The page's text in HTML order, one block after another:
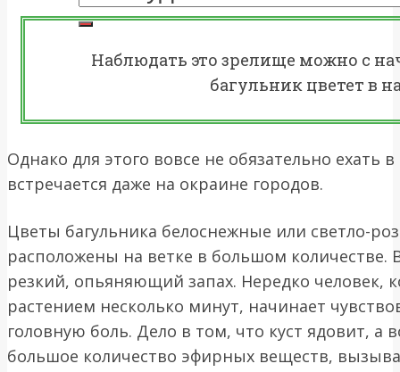
Наблюдать это зрелище можно с
багульник цветет в
Однако для этого вовсе не обязательно ехать
встречается даже на окраине городов.
Цветы багульника белоснежные или светло-
расположены на ветке в большом количестве.
резкий, опьяняющий запах. Нередко человек,
растением несколько минут, начинает
головную боль. Дело в том, что куст ядовит, а
большое количество эфирных веществ,